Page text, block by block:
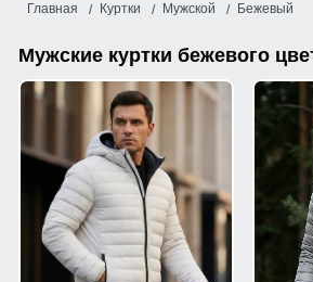
Главная Куртки Мужской Бежевый
Мужские куртки бежевого